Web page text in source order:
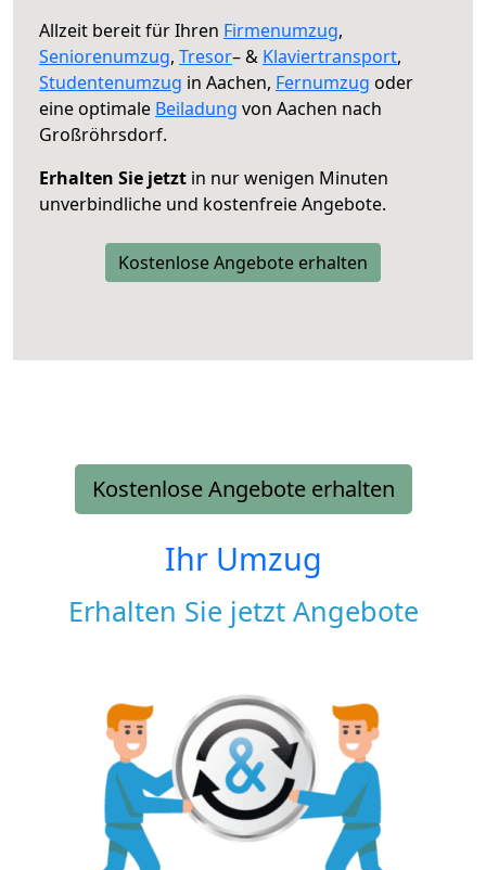
Allzeit bereit für Ihren Firmenumzug,
Seniorenumzug, Tresor– & Klaviertransport,
Studentenumzug in Aachen, Fernumzug oder
eine optimale Beiladung von Aachen nach
Großröhrsdorf.
Erhalten Sie jetzt in nur wenigen Minuten
unverbindliche und kostenfreie Angebote.
Kostenlose Angebote erhalten
Kostenlose Angebote erhalten
Ihr Umzug
Erhalten Sie jetzt Angebote